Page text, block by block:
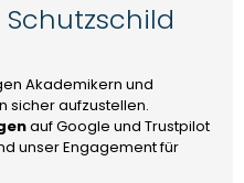
Schutzschild
Akademikern und
sicher aufzustellen.
auf Google und Trustpilot
unser Engagement für